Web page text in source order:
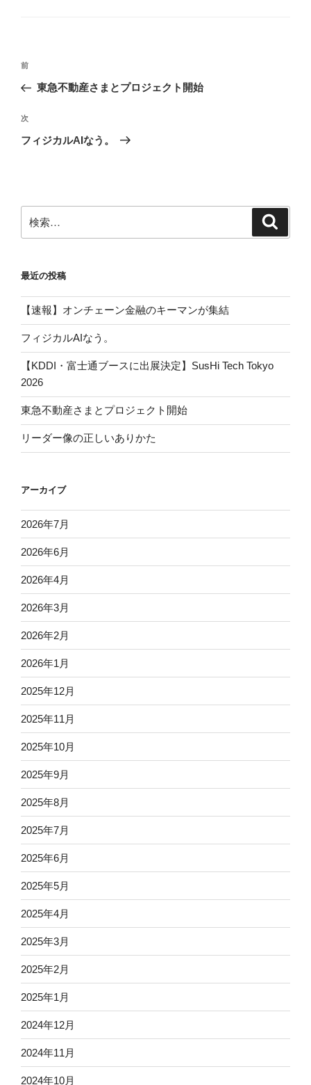
投
ナ
ビ
ゲ
ン
前
の
稿
前
東急不動産さまとプロジェクト開始
次
の
次
フィジカルAIなう。
索:
最近の投稿
【速報】オンチェーン金融のキーマンが集結
フィジカルAIなう。
【KDDI・富士通ブースに出展決定】SusHi Tech Tokyo
2026
東急不動産さまとプロジェクト開始
リーダー像の正しいありかた
アーカイブ
2026年7月
2026年6月
2026年4月
2026年3月
2026年2月
2026年1月
2025年12月
2025年11月
2025年10月
2025年9月
2025年8月
2025年7月
2025年6月
2025年5月
2025年4月
2025年3月
2025年2月
2025年1月
2024年12月
2024年11月
2024年10月